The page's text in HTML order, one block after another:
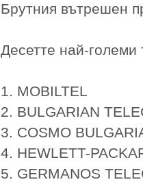
Брутния вътрешен
Десетте най-големи
1. MOBILTEL
2. BULGARIAN
3. COSMO
4. HEWLETT-
5. GERMANOS